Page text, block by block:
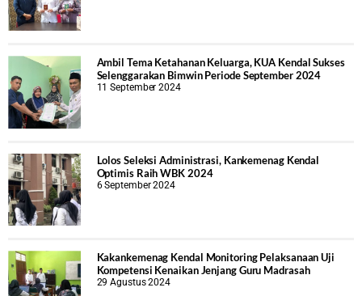
Ambil Tema Ketahanan Keluarga, KUA Kendal Sukses
Selenggarakan Bimwin Periode September 2024
11 September 2024
Lolos Seleksi Administrasi, Kankemenag Kendal
Optimis Raih WBK 2024
6 September 2024
Kakankemenag Kendal Monitoring Pelaksanaan Uji
Kompetensi Kenaikan Jenjang Guru Madrasah
29 Agustus 2024